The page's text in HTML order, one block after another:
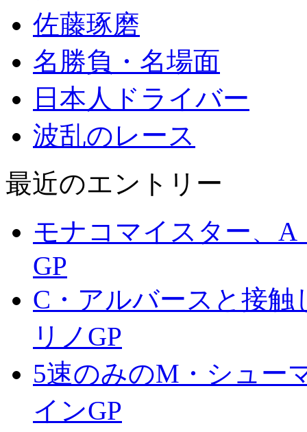
佐藤琢磨
名勝負・名場面
日本人ドライバー
波乱のレース
最近のエントリー
モナコマイスター、A
GP
C・アルバースと接触
リノGP
5速のみのM・シュー
インGP